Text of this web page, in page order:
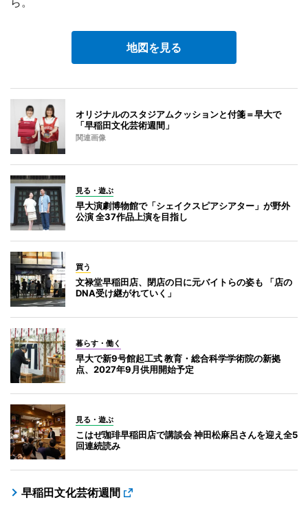
地図を見る
オリジナルのスタジアムクッションと付箋＝早大で
「早稲田文化芸術週間」
関連画像
見る・遊ぶ
早大演劇博物館で「シェイクスピアシアター」が野外
公演 全37作品上演を目指し
買う
文禄堂早稲田店、閉店の日に元バイトらの姿も 「店の
DNA受け継がれていく」
暮らす・働く
早大で新9号館起工式 教育・総合科学学術院の新拠
点、2027年9月供用開始予定
見る・遊ぶ
こはぜ珈琲早稲田店で講談会 神田松麻呂さんを迎え全5
回連続読み
早稲田文化芸術週間